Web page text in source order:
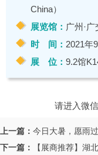
China）
展览馆： 广州·
时 间： 2021年
展 位： 9.2馆
请进入微
上一篇： 今日大暑，愿雨
下一篇：
【展商推荐】湖